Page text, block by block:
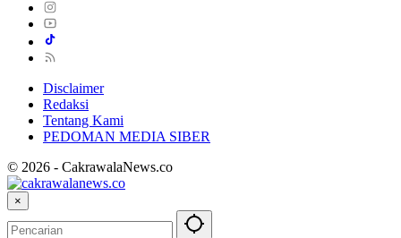
Disclaimer
Redaksi
Tentang Kami
PEDOMAN MEDIA SIBER
© 2026 - CakrawalaNews.co
×